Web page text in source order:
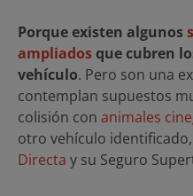
Porque existen algunos
ampliadosque cubren
vehículo. Pero son una
contemplan supuestos
colisión con animales
otro vehículo
Directa y su Seguro